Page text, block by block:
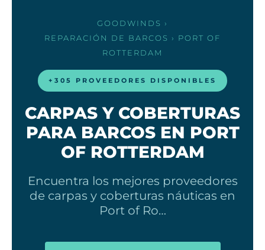
GOODWINDS ›
REPARACIÓN DE BARCOS › PORT OF
ROTTERDAM
+305 PROVEEDORES DISPONIBLES
CARPAS Y COBERTURAS
PARA BARCOS EN PORT
OF ROTTERDAM
Encuentra los mejores proveedores
de carpas y coberturas náuticas en
Port of Ro…